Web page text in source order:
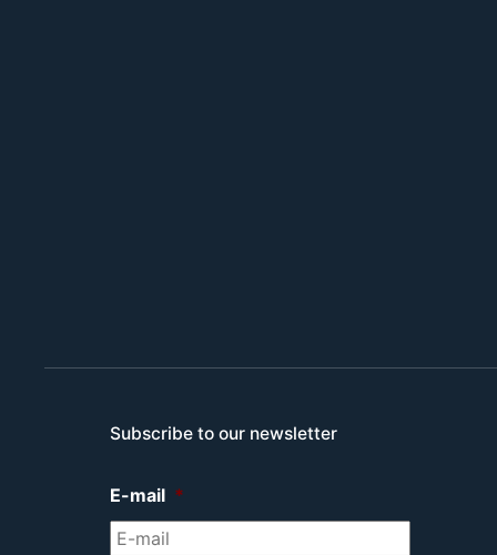
Subscribe to our newsletter
E-mail *